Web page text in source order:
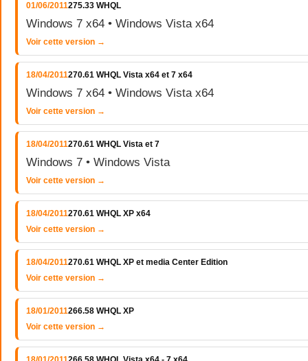
01/06/2011275.33 WHQL
Windows 7 x64 • Windows Vista x64
Voir cette version →
18/04/2011270.61 WHQL Vista x64 et 7 x64
Windows 7 x64 • Windows Vista x64
Voir cette version →
18/04/2011270.61 WHQL Vista et 7
Windows 7 • Windows Vista
Voir cette version →
18/04/2011270.61 WHQL XP x64
Voir cette version →
18/04/2011270.61 WHQL XP et media Center Edition
Voir cette version →
18/01/2011266.58 WHQL XP
Voir cette version →